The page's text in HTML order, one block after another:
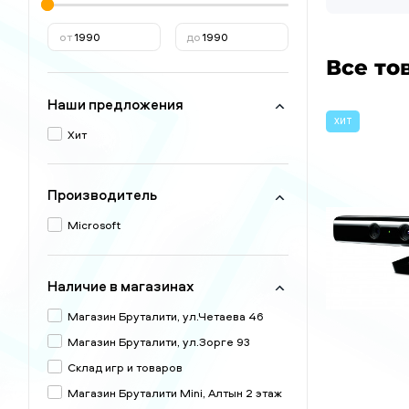
от до
Наши предложения
Хит
Производитель
Microsoft
Наличие в магазинах
Магазин Бруталити, ул.Четаева 46
Магазин Бруталити, ул.Зорге 93
Склад игр и товаров
Магазин Бруталити Mini, Алтын 2 этаж
Все
ХИТ